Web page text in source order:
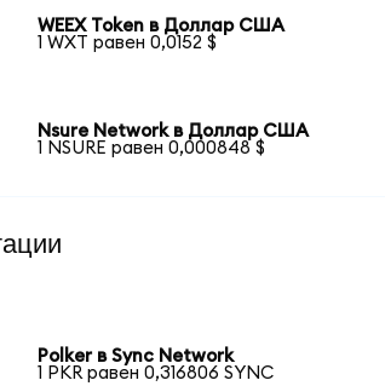
WEEX Token в Доллар США
1 WXT равен 0,0152 $
Nsure Network в Доллар США
1 NSURE равен 0,000848 $
Polker в Sync Network
1 PKR равен 0,316806 SYNC